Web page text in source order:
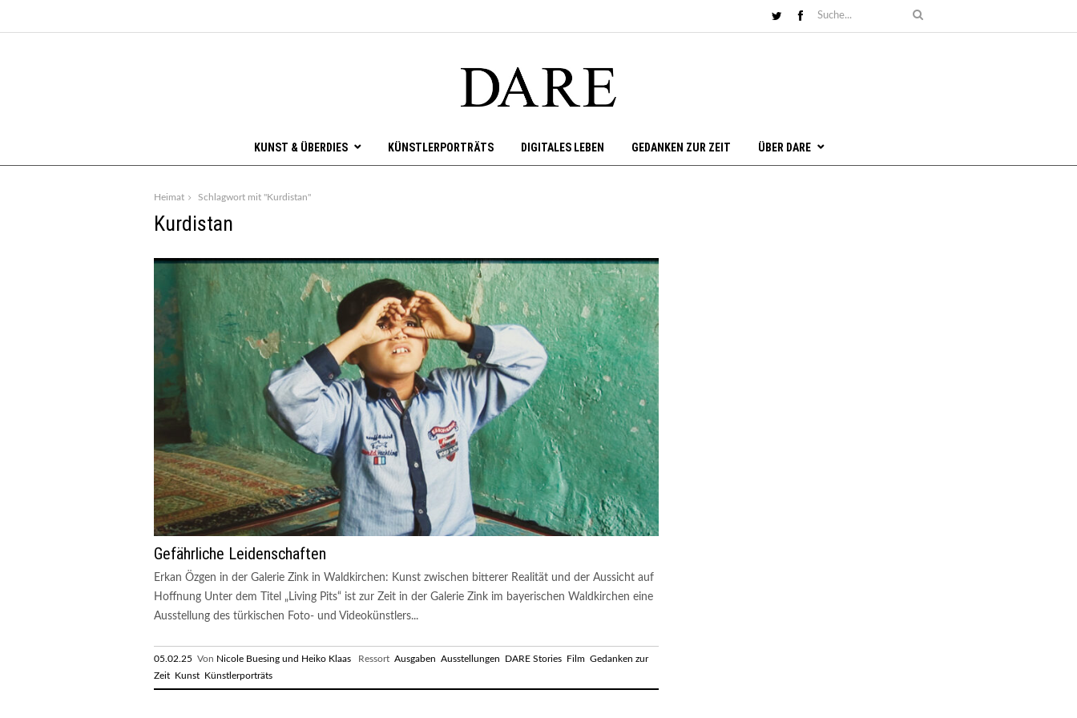
KUNST & ÜBERDIES KÜNSTLERPORTRÄTS DIGITALES LEBEN GEDANKEN ZUR ZEIT ÜBER DARE
Heimat Schlagwort mit "Kurdistan"
Kurdistan
Gefährliche Leidenschaften
Erkan Özgen in der Galerie Zink in Waldkirchen: Kunst zwischen bitterer Realität und der Aussicht auf
Hoffnung Unter dem Titel „Living Pits“ ist zur Zeit in der Galerie Zink im bayerischen Waldkirchen eine
Ausstellung des türkischen Foto- und Videokünstlers...
05.02.25 Von Nicole Buesing und Heiko Klaas Ressort Ausgaben Ausstellungen DARE Stories Film Gedanken zur
Zeit Kunst Künstlerporträts